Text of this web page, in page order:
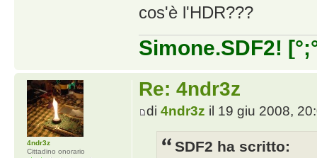
cos'è l'HDR???
Simone.SDF2!
Re: 4ndr3z
di 4ndr3z il 19 giu 2008,
SDF2 ha scritto:
4ndr3z
Cittadino onorario